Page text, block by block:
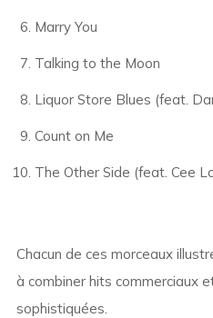
Marry You
Talking to the Moon
Liquor Store Blues (feat.
Count on Me
The Other Side (feat. Cee
Chacun de ces morceaux
à combiner hits commerciaux
sophistiquées.